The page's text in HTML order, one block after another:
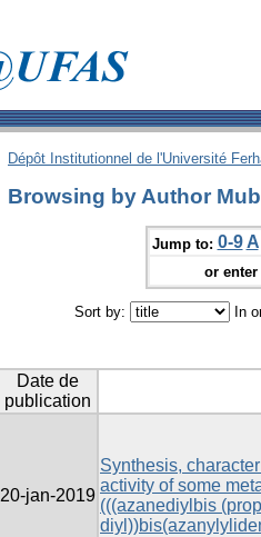
Dépôt Institutionnel de l'Université
Browsing by Author
Jump to: 0-9 A
or
Sort by: In
Date de
publication
20-jan-2019
Synthesis,
activity of some
(((azanediylbis